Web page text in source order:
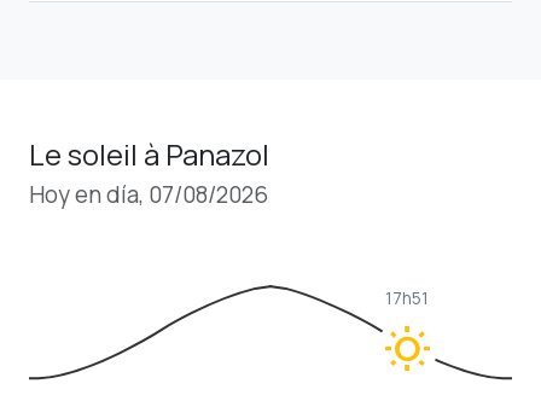
Le soleil à Panazol
Hoy en día, 07/08/2026
wb_sunny
17h51